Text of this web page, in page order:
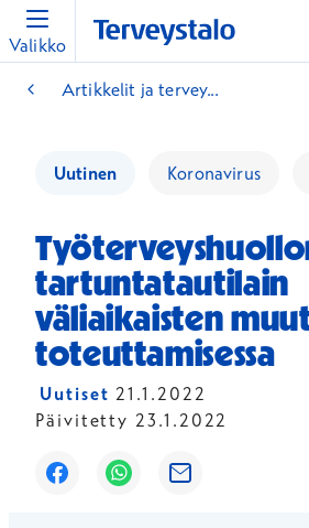
Valikko
Artikkelit ja tervey...
Uutinen Koronavirus
tartuntatautilain
väliaikaisten
toteuttamisessa
Uutiset 21.1.2022
Päivitetty 23.1.2022
Avautuu uuteen ikkunaan
Avautuu uuteen ikkunaan
Avautuu uuteen